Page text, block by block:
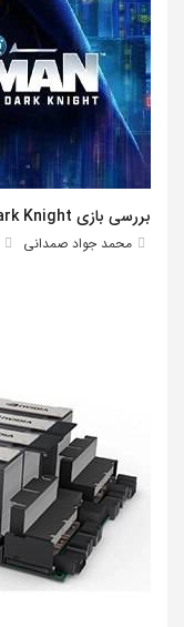
بررسی بازی Lego Batman : Legacy Of The Dark Knight
محمد جواد صمدانی